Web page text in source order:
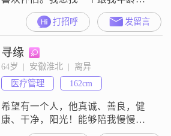
仿懂我的人。因为我的父亲今年7月
份刚刚去世只剩下妈妈，所以更想
找一个能相互理解包容过日子的女
朋友，如果有缘分希望能走到最
后。
打招呼 发留言
寻缘
64岁  |  安徽淮北  |  离异
医疗管理
162cm
希望有一个人，他真诚、善良，健
康、干净，阳光！能够陪我慢慢变